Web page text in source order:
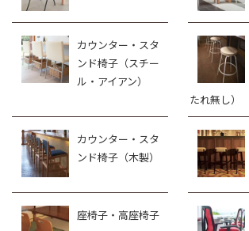
カウンター・スタ
ンド椅子（スチー
ル・アイアン）
たれ無し）
カウンター・スタ
ンド椅子（木製）
座椅子・高座椅子